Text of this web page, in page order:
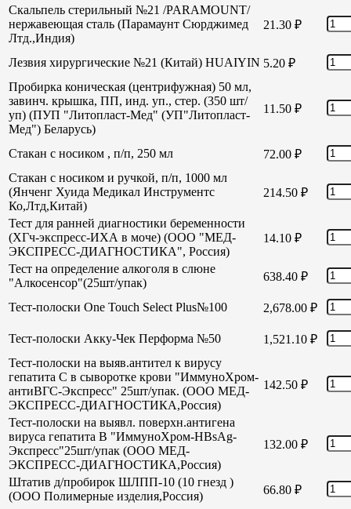
Скальпель стерильный №21 /PARAMOUNT/
нержавеющая сталь (Парамаунт Сюрджимед
Лтд.,Индия)
21.30 ₽
Лезвия хирургические №21 (Китай) HUAIYIN 5.20 ₽
Пробирка коническая (центрифужная) 50 мл,
завинч. крышка, ПП, инд. уп., стер. (350 шт/
уп) (ПУП "Литопласт-Мед" (УП"Литопласт-
Мед") Беларусь)
11.50 ₽
Стакан с носиком , п/п, 250 мл 72.00 ₽
Стакан с носиком и ручкой, п/п, 1000 мл
(Янченг Хуида Медикал Инструментс
Ко,Лтд,Китай)
214.50 ₽
Тест для ранней диагностики беременности
(ХГч-экспресс-ИХА в моче) (ООО "МЕД-
ЭКСПРЕСС-ДИАГНОСТИКА", Россия)
14.10 ₽
Тест на определение алкоголя в слюне
"Алкосенсор"(25шт/упак)
638.40 ₽
Тест-полоски One Touch Select Plus№100 2,678.00 ₽
Тест-полоски Акку-Чек Перформа №50 1,521.10 ₽
Тест-полоски на выяв.антител к вирусу
гепатита С в сыворотке крови "ИммуноХром-
антиВГС-Экспресс" 25шт/упак. (ООО МЕД-
ЭКСПРЕСС-ДИАГНОСТИКА,Россия)
142.50 ₽
Тест-полоски на выявл. поверхн.антигена
вируса гепатита В "ИммуноХром-HBsAg-
Экспресс"25шт/упак (ООО МЕД-
ЭКСПРЕСС-ДИАГНОСТИКА,Россия)
132.00 ₽
Штатив д/пробирок ШЛПП-10 (10 гнезд )
(ООО Полимерные изделия,Россия)
66.80 ₽